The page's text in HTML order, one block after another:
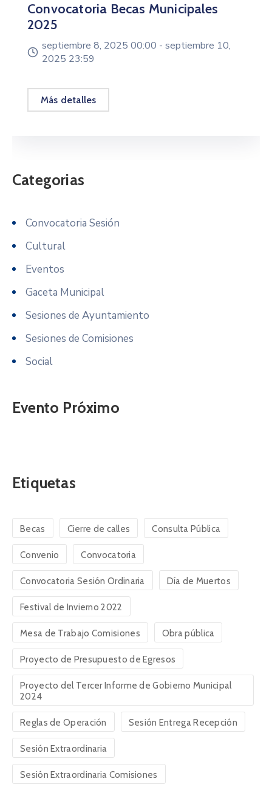
Convocatoria Becas Municipales
2025
septiembre 8, 2025 00:00 - septiembre 10,
2025 23:59
Más detalles
Categorias
Convocatoria Sesión
Cultural
Eventos
Gaceta Municipal
Sesiones de Ayuntamiento
Sesiones de Comisiones
Social
Evento Próximo
Etiquetas
Becas Cierre de calles Consulta Pública
Convenio Convocatoria
Convocatoria Sesión Ordinaria Día de Muertos
Festival de Invierno 2022
Mesa de Trabajo Comisiones Obra pública
Proyecto de Presupuesto de Egresos
Proyecto del Tercer Informe de Gobierno Municipal
2024
Reglas de Operación Sesión Entrega Recepción
Sesión Extraordinaria
Sesión Extraordinaria Comisiones